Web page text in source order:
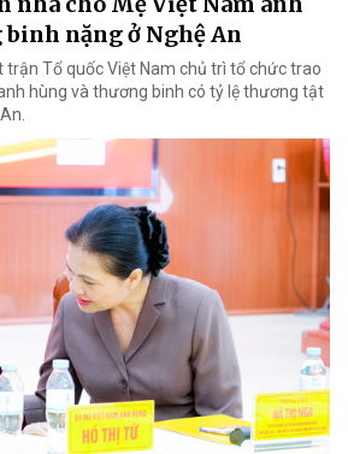
nặng ở Nghệ An
trận Tổ quốc Việt Nam chủ trì tổ chức trao
hùng và thương binh có tỷ lệ thương tật